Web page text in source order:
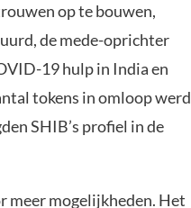
op te bouwen,
de mede-oprichter
19 hulp in India en
tokens in omloop werd
SHIB’s profiel in de
meer mogelijkheden. Het